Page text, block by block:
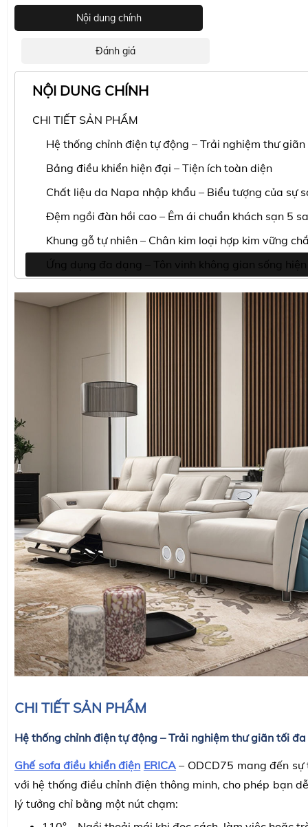
Nội dung chính
Đánh giá
NỘI DUNG CHÍNH
CHI TIẾT SẢN PHẨM
Hệ thống chỉnh điện tự động – Trải nghiệm thư
Bảng điều khiển hiện đại – Tiện ích toàn diện
Chất liệu da Napa nhập khẩu – Biểu tượng của sự
Đệm ngồi đàn hồi cao – Êm ái chuẩn khách sạn 5
Khung gỗ tự nhiên – Chân kim loại hợp kim vững
Ứng dụng đa dạng – Tôn vinh không gian sống
CHI TIẾT SẢN PHẨM
Hệ thống chỉnh điện tự động – Trải nghiệm thư giãn tối đa
Ghế sofa điều khiển điện ERICA– ODCD75 mang đến sự
với hệ thống điều chỉnh điện thông minh, cho phép bạn
lý tưởng chỉ bằng một nút chạm: